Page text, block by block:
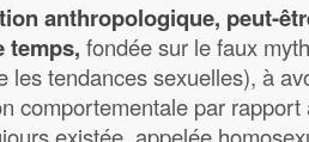
anthropologique, peut-
temps, fondée sur le faux
les tendances sexuelles), à
comportementale par rapport